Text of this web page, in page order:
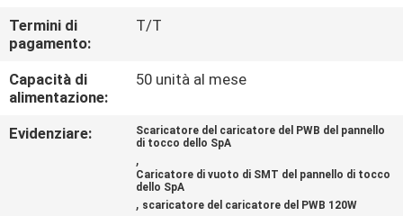
NOTIZIE
RICHIEDA
CITAZIONE
Termini di
pagamento:
T/T
Capacità di
alimentazione:
50 unità al mese
Evidenziare:
Scaricatore del caricatore del PWB del pannello
di tocco dello SpA
,
Caricatore di vuoto di SMT del pannello di tocco
dello SpA
, scaricatore del caricatore del PWB 120W